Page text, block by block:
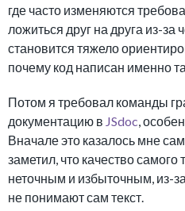
где часто изменяются
ложиться друг на друга из-за
становится тяжело
почему код написан именно
Потом я требовал команды
документацию в JSdoc ,
Вначале это казалось мне
заметил, что качество
неточным и избыточным, из-
не понимают сам текст.